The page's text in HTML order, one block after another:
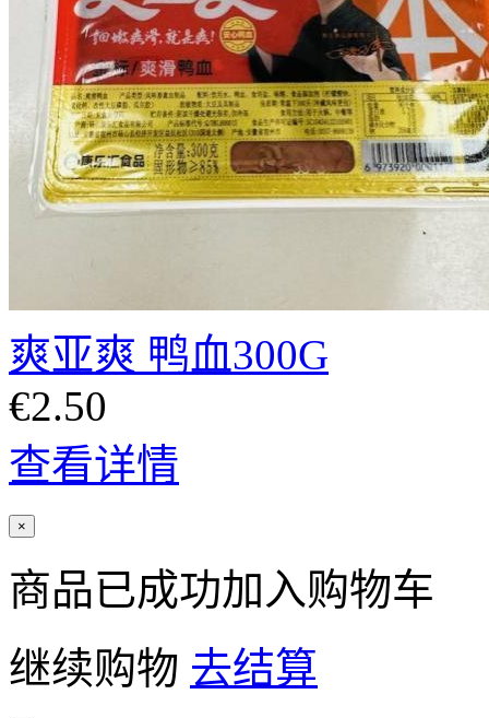
爽亚爽 鸭血300G
€2.50
查看详情
×
商品已成功加入购物车
继续购物 去结算